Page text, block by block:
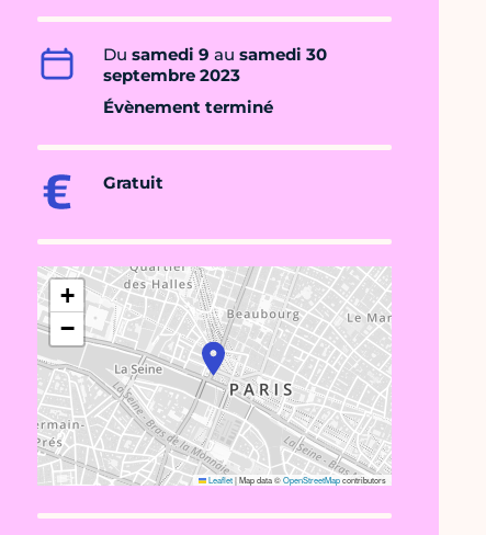
Du samedi 9 au samedi 30
septembre 2023
Évènement terminé
Gratuit
+
−
Leaflet|Map data ©OpenStreetMapcontributors